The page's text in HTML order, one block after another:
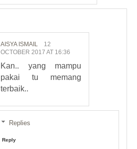
AISYA ISMAIL
12
OCTOBER 2017 AT 16:36
Kan.. yang mampu
pakai tu memang
terbaik..
Replies
Reply